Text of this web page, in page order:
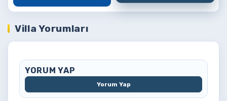
Villa Yorumları
YORUM YAP
Yorum Yap